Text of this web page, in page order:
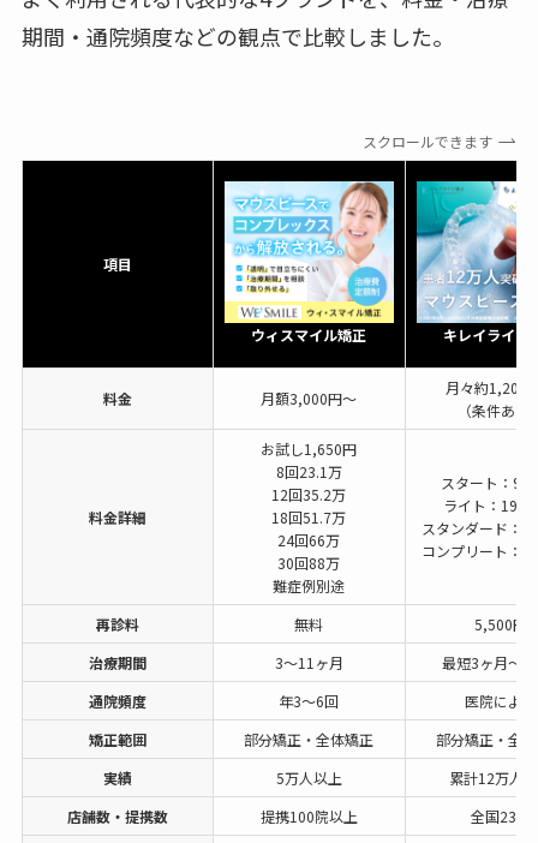
期間・通院頻度などの観点で比較しました。
スクロールできます
項目
ウィスマイル矯正 キレイライン
料金 月額3,000円〜
月々約1,200
（条件あり
料金詳細
お試し1,650円
8回23.1万
12回35.2万
18回51.7万
24回66万
30回88万
難症例別途
スタート：9.9
ライト：19.8
スタンダード：
コンプリート：
再診料 無料
5,500円
治療期間
3〜11ヶ月
最短3ヶ月〜2
通院頻度
年3〜6回
医院による
矯正範囲
部分矯正・全体矯正
部分矯正・全
実績
5万人以上
累計12万人
店舗数・提携数
提携100院以上
全国23院